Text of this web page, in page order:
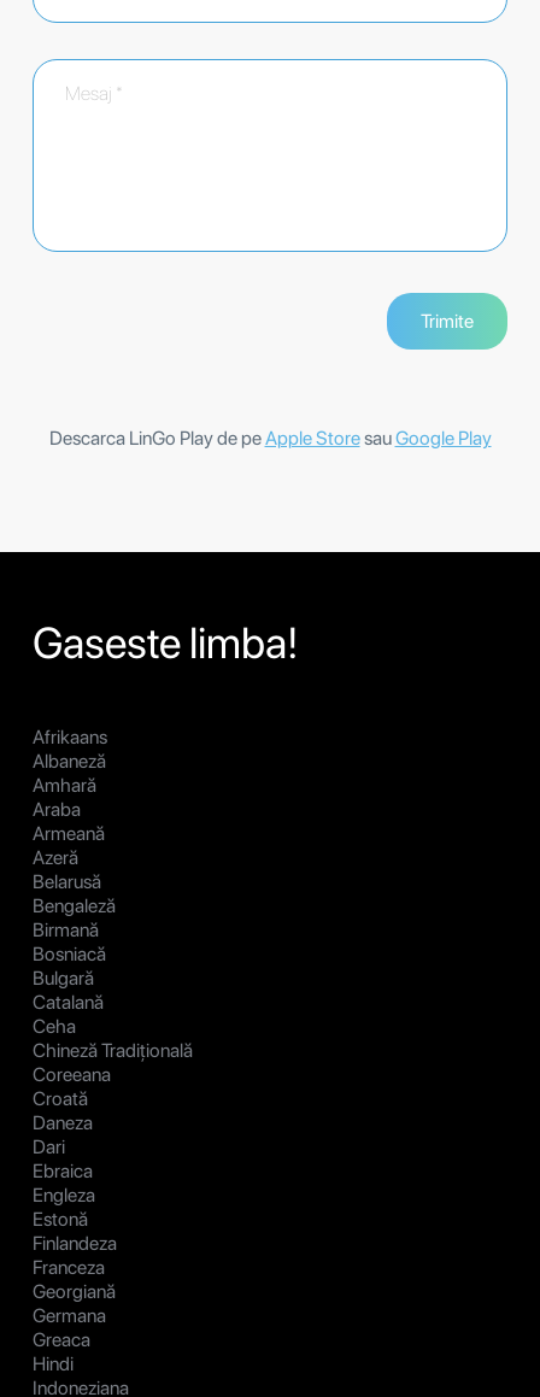
Descarca LinGo Play de peApple StoresauGoogle Play
Gaseste limba!
Afrikaans
Albaneză
Amhară
Araba
Armeană
Azeră
Belarusă
Bengaleză
Birmană
Bosniacă
Bulgară
Catalană
Ceha
Chineză Tradițională
Coreeana
Croată
Daneza
Dari
Ebraica
Engleza
Estonă
Finlandeza
Franceza
Georgiană
Germana
Greaca
Hindi
Indoneziana